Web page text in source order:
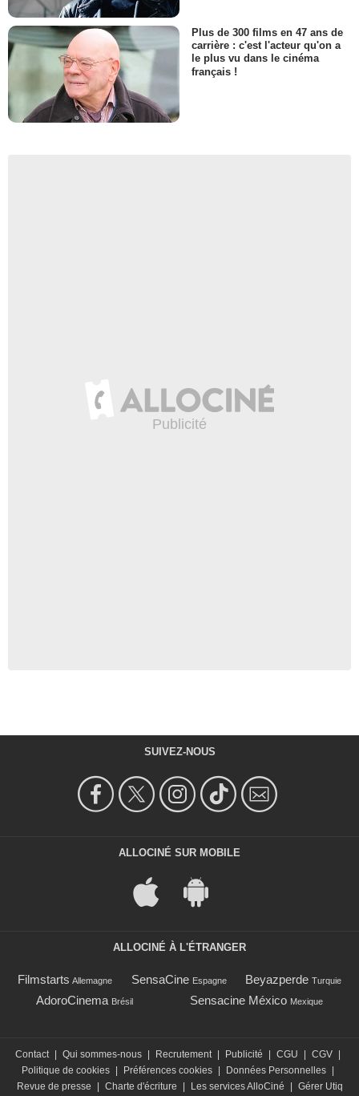
Plus de 300 films en 47 ans de
carrière : c'est l'acteur qu'on a
le plus vu dans le cinéma
français !
SUIVEZ-NOUS
ALLOCINÉ SUR MOBILE
ALLOCINÉ À L'ÉTRANGER
Filmstarts Allemagne SensaCine Espagne Beyazperde Turquie
AdoroCinema Brésil Sensacine México Mexique
Contact | Qui sommes-nous | Recrutement | Publicité | CGU | CGV |
Politique de cookies | Préférences cookies | Données Personnelles |
Revue de presse
| Charte d'écriture | Les services AlloCiné | Gérer Utiq